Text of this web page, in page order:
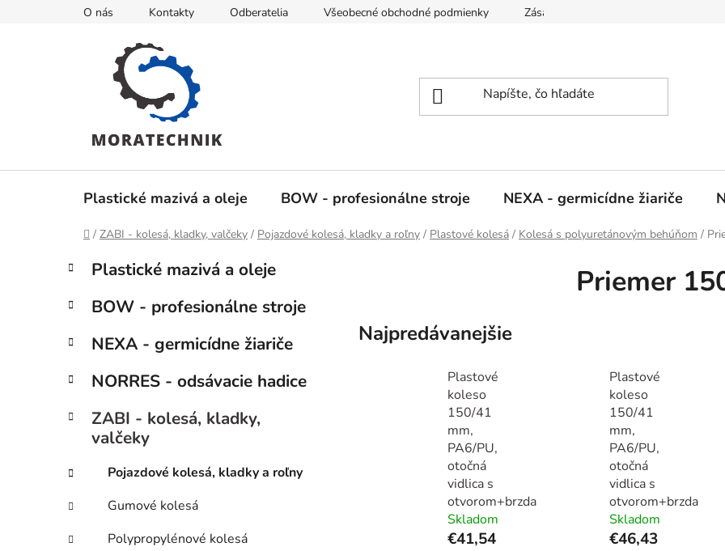
O nás Kontakty Odberatelia Všeobecné obchodné podmienky Zásady ochrany osobných údajov
Plastické mazivá a oleje BOW - profesionálne stroje NEXA - germicídne žiariče
Domov
/ ZABI - kolesá, kladky, valčeky / Pojazdové kolesá, kladky a roľny / Plastové kolesá / Kolesá s polyuretánovým behúňom /
B
č
ý
a
n
e
Preskočiť
kategórie
K
a
e
ó
i
Plastické mazivá a oleje
BOW - profesionálne stroje
NEXA - germicídne žiariče
NORRES - odsávacie hadice
ZABI - kolesá, kladky,
valčeky
Pojazdové kolesá, kladky a roľny
Gumové kolesá
Polypropylénové kolesá
Priemer
Najpredávanejšie
Plastové
koleso
150/41
mm,
PA6/PU,
otočná
vidlica s
otvorom+brzda
Skladom
€41,54
Plastové
koleso
150/41
mm,
PA6/PU,
otočná
vidlica s
otvorom+brzda
Skladom
€46,43